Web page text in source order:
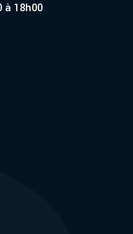
à 18h00